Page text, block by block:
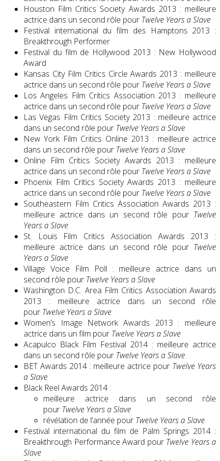
Houston Film Critics Society Awards 2013 : meilleure
actrice dans un second rôle pour Twelve Years a Slave
Festival international du film des Hamptons 2013 :
Breakthrough Performer
Festival du film de Hollywood 2013 : New Hollywood
Award
Kansas City Film Critics Circle Awards 2013 : meilleure
actrice dans un second rôle pour Twelve Years a Slave
Los Angeles Film Critics Association 2013 : meilleure
actrice dans un second rôle pour Twelve Years a Slave
Las Vegas Film Critics Society 2013 : meilleure actrice
dans un second rôle pour Twelve Years a Slave
New York Film Critics Online 2013 : meilleure actrice
dans un second rôle pour Twelve Years a Slave
Online Film Critics Society Awards 2013 : meilleure
actrice dans un second rôle pour Twelve Years a Slave
Phoenix Film Critics Society Awards 2013 : meilleure
actrice dans un second rôle pour Twelve Years a Slave
Southeastern Film Critics Association Awards 2013 :
meilleure actrice dans un second rôle pour Twelve
Years a Slave
St. Louis Film Critics Association Awards 2013 :
meilleure actrice dans un second rôle pour Twelve
Years a Slave
Village Voice Film Poll : meilleure actrice dans un
second rôle pour Twelve Years a Slave
Washington D.C. Area Film Critics Association Awards
2013 : meilleure actrice dans un second rôle
pour Twelve Years a Slave
Women’s Image Network Awards 2013 : meilleure
actrice dans un film pour Twelve Years a Slave
Acapulco Black Film Festival 2014 : meilleure actrice
dans un second rôle pour Twelve Years a Slave
BET Awards 2014 : meilleure actrice pour Twelve Years
a Slave
Black Reel Awards 2014 :
meilleure actrice dans un second rôle
pour Twelve Years a Slave
révélation de l’année pour Twelve Years a Slave
Festival international du film de Palm Springs 2014 :
Breakthrough Performance Award pour Twelve Years a
Slave